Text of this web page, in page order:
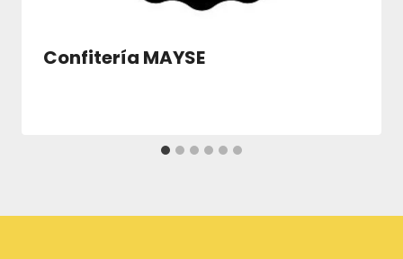
Confitería MAYSE